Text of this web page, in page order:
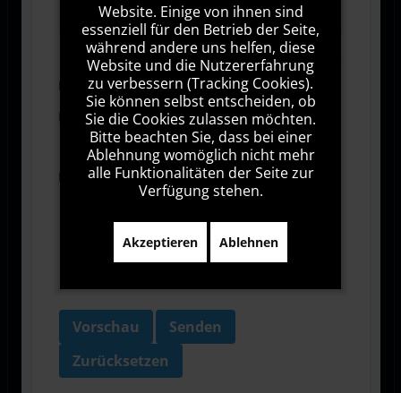
Abonnieren
Ich stimme den Allgemeinen
Geschäftsbedingungen zu.
Ich bin damit einverstanden, dass diese Website
meine Daten über dieses Formular erhebt.
Vorschau
Senden
Zurücksetzen
Website. Einige von ihnen sind
essenziell für den Betrieb der Seite,
während andere uns helfen, diese
Website und die Nutzererfahrung
zu verbessern (Tracking Cookies).
Sie können selbst entscheiden, ob
Sie die Cookies zulassen möchten.
Bitte beachten Sie, dass bei einer
Ablehnung womöglich nicht mehr
alle Funktionalitäten der Seite zur
Verfügung stehen.
Akzeptieren Ablehnen